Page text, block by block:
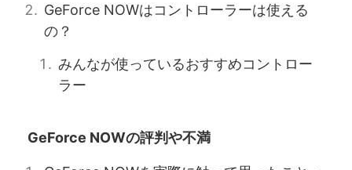
GeForce NOWはコントローラーは使える
の？
みんなが使っているおすすめコントロー
ラー
GeForce NOWの評判や不満